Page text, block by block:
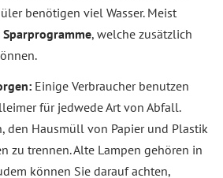
benötigen viel Wasser. Meist
Sparprogramme, welche zusätzlich
Einige Verbraucher benutzen
für jedwede Art von Abfall.
den Hausmüll von Papier und Plastik
zu trennen. Alte Lampen gehören in
können Sie darauf achten,